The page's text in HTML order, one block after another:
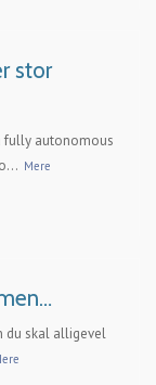
stor
fully autonomous
Mere
du skal alligevel